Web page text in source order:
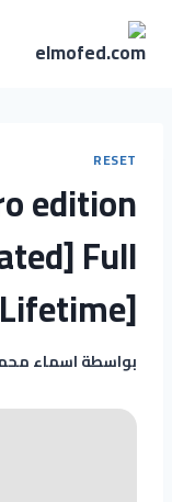
RESET
edition
Full
بواسطةاسماء